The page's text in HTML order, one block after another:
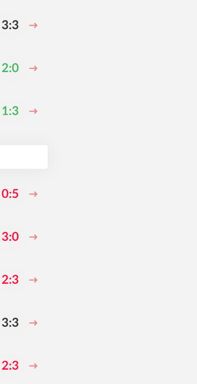
3:3
2:0
1:3
0:5
3:0
2:3
3:3
2:3